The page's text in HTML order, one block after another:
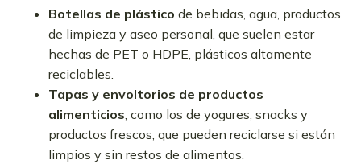
Botellas de plástico de bebidas, agua, productos
de limpieza y aseo personal, que suelen estar
hechas de PET o HDPE, plásticos altamente
reciclables.
Tapas y envoltorios de productos
alimenticios, como los de yogures, snacks y
productos frescos, que pueden reciclarse si están
limpios y sin restos de alimentos.